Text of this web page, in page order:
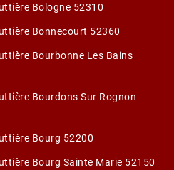
Bologne 52310
Bonnecourt 52360
Bourbonne Les Bains
Bourdons Sur Rognon
Bourg 52200
Bourg Sainte Marie 52150